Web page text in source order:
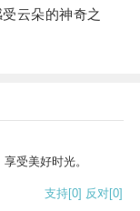
云朵的神奇之
受美好时光。
支持[0] 反对[0]